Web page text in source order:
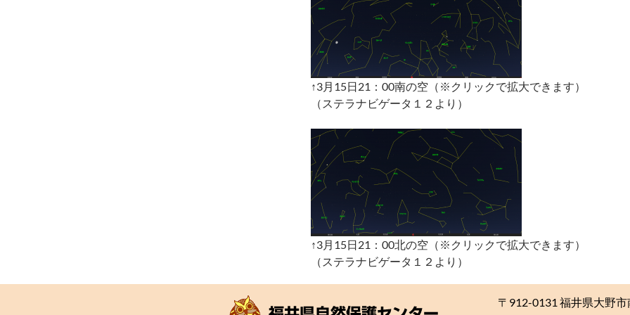
↑3月15日21：00南の空（※クリックで拡大できます）
（ステラナビゲータ１２より）
↑3月15日21：00北の空（※クリックで拡大できます）
（ステラナビゲータ１２より）
〒912-0131 福井県大野